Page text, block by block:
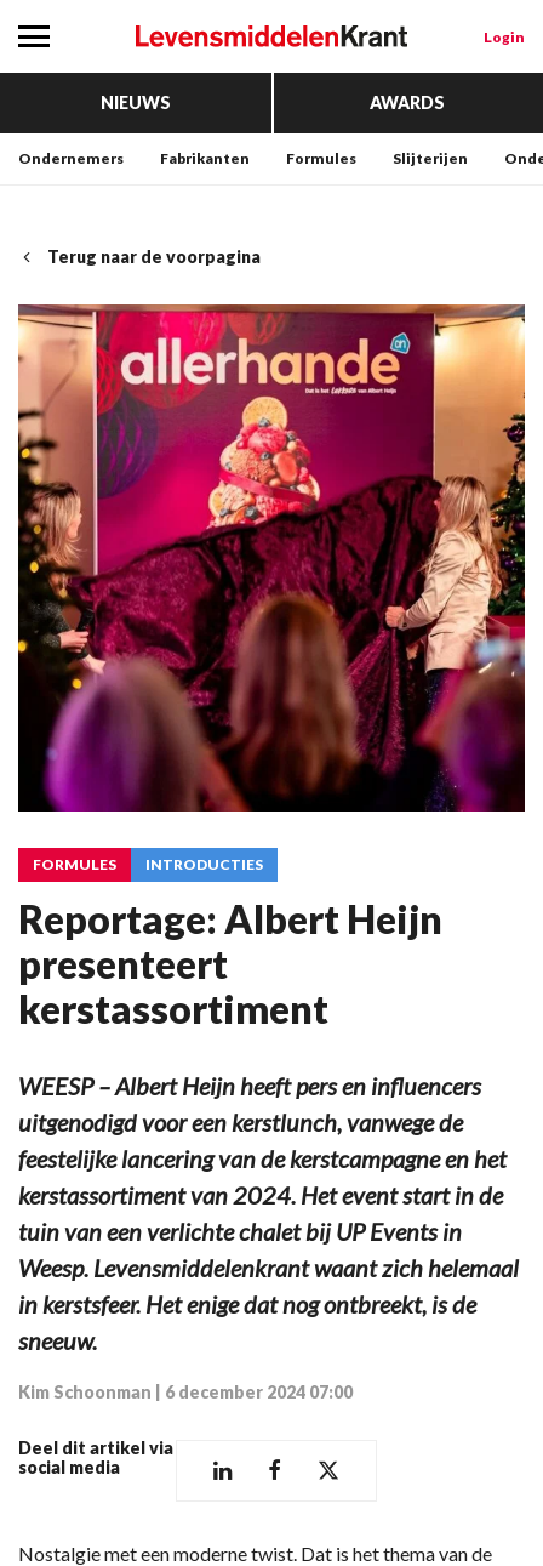
Login
NIEUWS AWARDS
Ondernemers Fabrikanten Formules Slijterijen
Terug naar de voorpagina
FORMULES INTRODUCTIES
Reportage: Albert Heijn
presenteert
kerstassortiment
WEESP – Albert Heijn heeft pers en influencers
uitgenodigd voor een kerstlunch, vanwege de
feestelijke lancering van de kerstcampagne en het
kerstassortiment van 2024. Het event start in de
tuin van een verlichte chalet bij UP Events in
Weesp. Levensmiddelenkrant waant zich helemaal
in kerstsfeer. Het enige dat nog ontbreekt, is de
sneeuw.
Kim Schoonman 6 december 2024 07:00
Deel dit artikel via
social media
Nostalgie met een moderne twist. Dat is het thema van de